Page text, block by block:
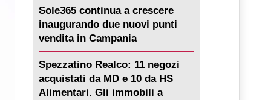
Sole365 continua a crescere
inaugurando due nuovi punti
vendita in Campania
Spezzatino Realco: 11 negozi
acquistati da MD e 10 da HS
Alimentari. Gli immobili a